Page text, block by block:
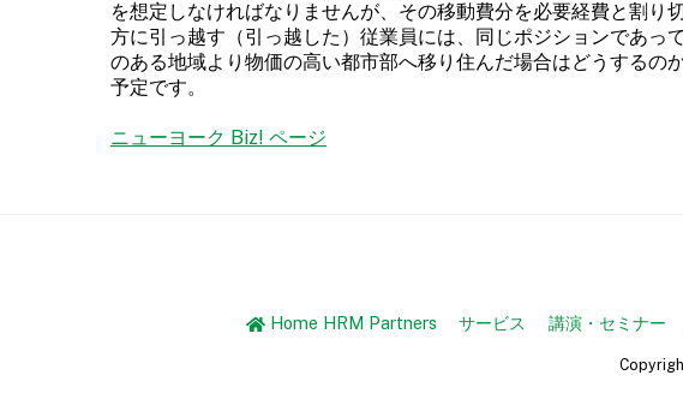
を想定しなければなりませんが、その移動費分を必要経費と割
方に引っ越す（引っ越した）従業員には、同じポジションであ
のある地域より物価の高い都市部へ移り住んだ場合はどうするの
予定です。
ニューヨーク Biz! ページ
Home HRM Partners サービス 講演・セミナー